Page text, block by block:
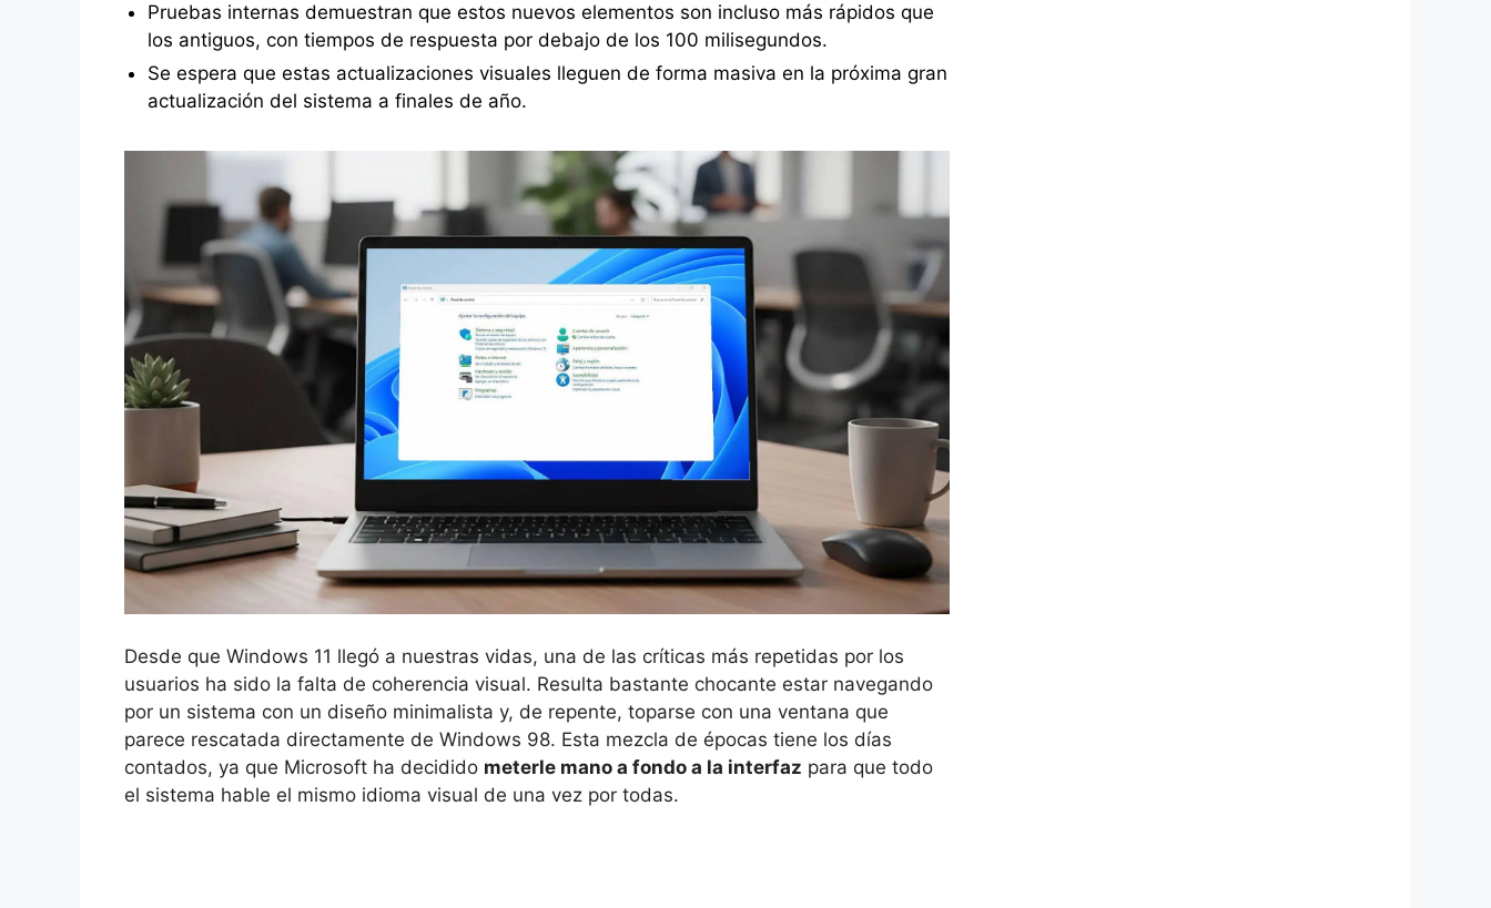
Pruebas internas demuestran que estos nuevos elementos son incluso más rápidos que
los antiguos, con tiempos de respuesta por debajo de los 100 milisegundos.
Se espera que estas actualizaciones visuales lleguen de forma masiva en la próxima gran
actualización del sistema a finales de año.
Desde que Windows 11 llegó a nuestras vidas, una de las críticas más repetidas por los
usuarios ha sido la falta de coherencia visual. Resulta bastante chocante estar navegando
por un sistema con un diseño minimalista y, de repente, toparse con una ventana que
parece rescatada directamente de Windows 98. Esta mezcla de épocas tiene los días
contados, ya que Microsoft ha decidido meterle mano a fondo a la interfaz para que todo
el sistema hable el mismo idioma visual de una vez por todas.